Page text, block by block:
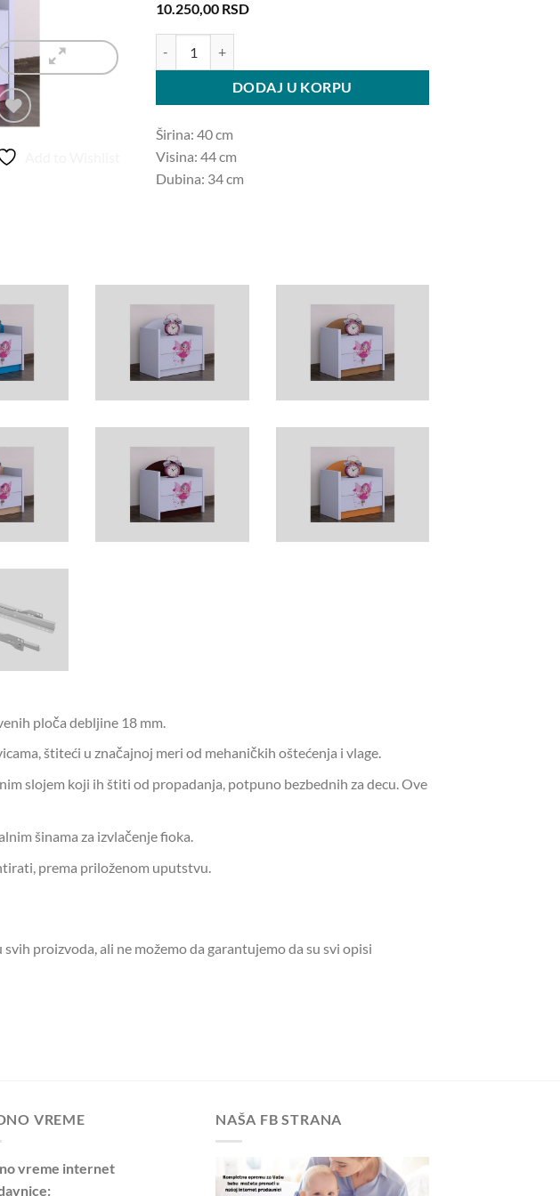
10.250,00 RSD
DODAJ U KORPU
Širina: 40 cm
Visina: 44 cm
Dubina: 34 cm
ploča debljine 18 mm.
štiteći u značajnoj meri od mehaničkih oštećenja i vlage.
slojem koji ih štiti od propadanja, potpuno bezbednih za decu. Ove
šinama za izvlačenje fioka.
prema priloženom uputstvu.
proizvoda, ali ne možemo da garantujemo da su svi opisi
VREME
vreme internet
NAŠA FB STRANA